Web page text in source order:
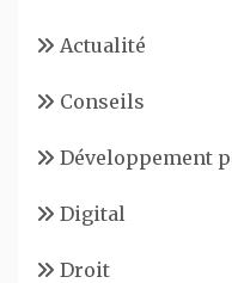
Actualité
Conseils
Développement
Digital
Droit